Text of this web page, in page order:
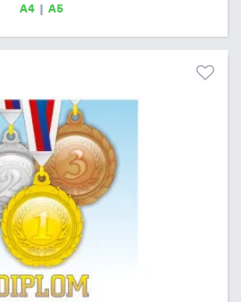
250 g/m2.
A4| A5